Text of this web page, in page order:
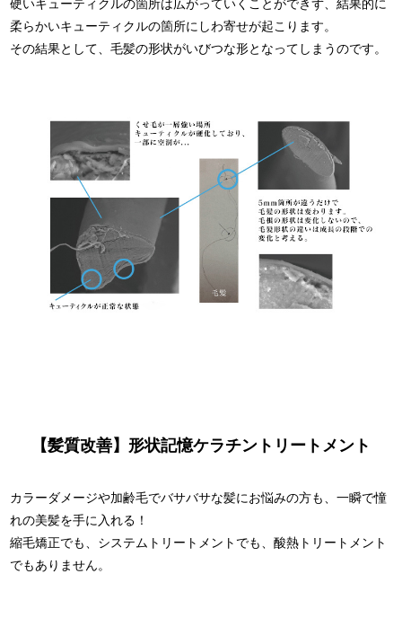
硬いキューティクルの箇所は広がっていくことができず、結果的に
柔らかいキューティクルの箇所にしわ寄せが起こります。
その結果として、毛髪の形状がいびつな形となってしまうのです。
【髪質改善】形状記憶ケラチントリートメント
カラーダメージや加齢毛でバサバサな髪にお悩みの方も、一瞬で憧
れの美髪を手に入れる！
縮毛矯正でも、システムトリートメントでも、酸熱トリートメント
でもありません。